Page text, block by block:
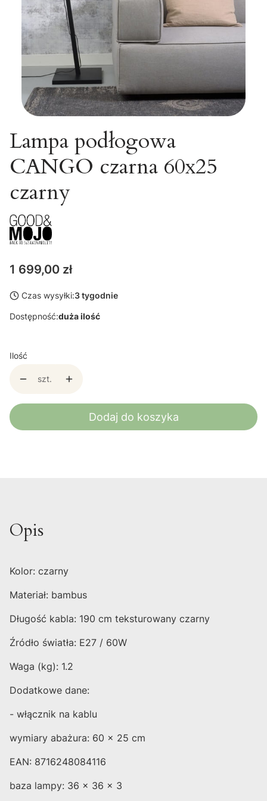
Lampa podłogowa
CANGO czarna 60x25
czarny
Cena
1 699,00 zł
Czas wysyłki:3 tygodnie
Dostępność:duża ilość
Ilość
szt.
Dodaj do koszyka
Opis
Kolor: czarny
Materiał: bambus
Długość kabla: 190 cm teksturowany czarny
Źródło światła: E27 / 60W
Waga (kg): 1.2
Dodatkowe dane:
- włącznik na kablu
wymiary abażura: 60 x 25 cm
EAN: 8716248084116
baza lampy: 36 x 36 x 3